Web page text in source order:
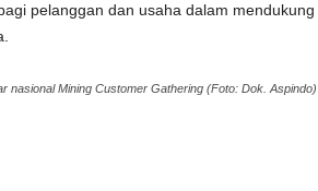
pelanggan dan usaha dalam mendukung
nasional Mining Customer Gathering (Foto: Dok. Aspindo)